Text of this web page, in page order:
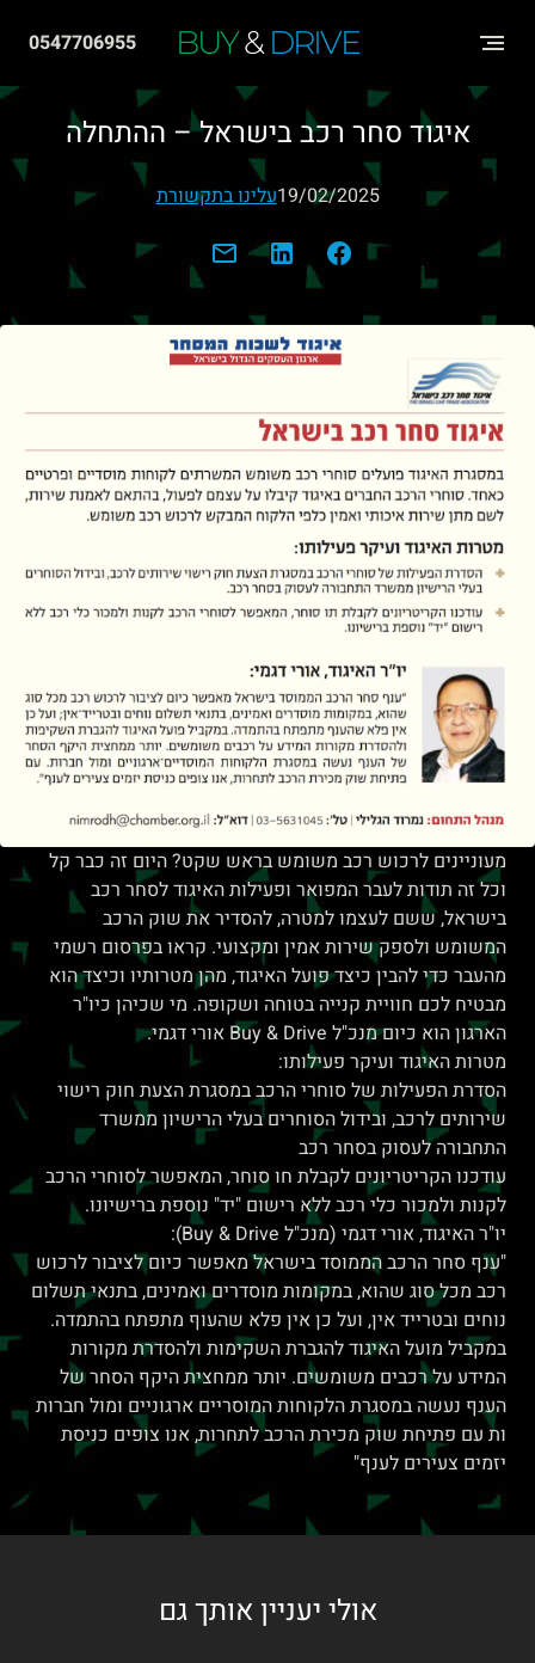
בְּאֲתָר
מֻפְעֶלֶת
"נָגִישׁ
הַמְּסַיַּעַת
לִנְגִישׁוּת
הָאֲתָר.
BUY&DRIVE
0547706955
איגוד סחר רכב בישראל – ההתחלה
19/02/2025עלינו בתקשורת
מעוניינים לרכוש רכב משומש בראש שקט? היום זה כבר קל
וכל זה תודות לעבר המפואר ופעילות האיגוד לסחר רכב
בישראל, ששם לעצמו למטרה, להסדיר את שוק הרכב
המשומש ולספק שירות אמין ומקצועי. קראו בפרסום רשמי
מהעבר כדי להבין כיצד פועל האיגוד, מהן מטרותיו וכיצד הוא
מבטיח לכם חוויית קנייה בטוחה ושקופה. מי שכיהן כיו"ר
הארגון הוא כיום מנכ"ל Buy & Drive אורי דגמי.
מטרות האיגוד ועיקר פעילותו:
הסדרת הפעילות של סוחרי הרכב במסגרת הצעת חוק רישוי
שירותים לרכב, ובידול הסוחרים בעלי הרישיון ממשרד
התחבורה לעסוק בסחר רכב
עודכנו הקריטריונים לקבלת חו סוחר, המאפשר לסוחרי הרכב
לקנות ולמכור כלי רכב ללא רישום "יד" נוספת ברישיונו.
יו"ר האיגוד, אורי דגמי (מנכ"ל Buy & Drive):
"ענף סחר הרכב הממוסד בישראל מאפשר כיום לציבור לרכוש
רכב מכל סוג שהוא, במקומות מוסדרים ואמינים, בתנאי תשלום
נוחים ובטרייד אין, ועל כן אין פלא שהעוף מתפתח בהתמדה.
במקביל מועל האיגוד להגברת השקימות ולהסדרת מקורות
המידע על רכבים משומשים. יותר ממחצית היקף הסחר של
הענף נעשה במסגרת הלקוחות המוסריים ארגוניים ומול חברות
ות עם פתיחת שוק מכירת הרכב לתחרות, אנו צופים כניסת
יזמים צעירים לענף"
אולי יעניין אותך גם